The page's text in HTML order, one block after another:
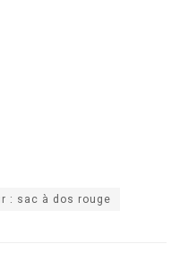
: sac à dos rouge